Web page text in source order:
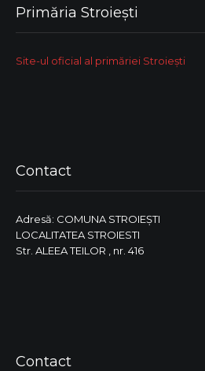
Primăria Stroiești
Site-ul oficial al primăriei Stroiești
Contact
Adresă: COMUNA STROIEŞTI
LOCALITATEA STROIESTI
Str. ALEEA TEILOR , nr. 416
Contact